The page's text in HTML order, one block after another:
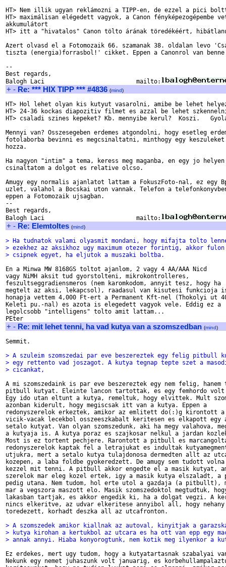
HT> Nem illik ugyan reklámozni a TIPP-en, de ezzel a pici
HT> maximálisan elégedett vagyok, a Canon fényképezogépembe
akkumulátort
HT> itt a "hivatalos" Canon tölto árának töredékéért,
Azert olvasd el a Fotomozaik 66. szamanak 38. oldalan levo
tiszta (energia)forrasbol!' cikket. Eppen a Canonrol van
--
Best regards,
Balogh Laci                          mailto:
+ - Re: *** HIX TIPP *** #4836 (mind)
HT> Hol lehet olyan kis kutyut vasarolni, amibe be lehet
HT> 24-36 kockas diapozitiv filmet es azzal be lehet
HT> csaladi szines kepeket? Kb. mennyibe kerul?  Koszi.
Mennyi van? Osszesegeben erdemes atgondolni, hogy esetleg
fotolaborba bevinni es megcsinaltatni, minthogy egy
hozza.
Ha nagyon "intim" a tema, keress meg maganba, en egy jo helyen
csinaltatom a dolgot es relative olcso.
Amugy egy normalis ajanlatot lattam a FokuszFoto-nal, ez egy
uzlet, valahol a Bocskai uton vannak. Telefon a
eppen a Fotomozaik ujsagban.
--
Best regards,
Balogh Laci                          mailto:
+ - Re: Elemtoltes (mind)
> Ha tudnatok valami olyasmit mondani, hogy mifajta tolto
> ezekhez az aksikhoz ugy maximum otezer forintig, akkor
> csipnek egyet, ha eljutok a muszaki boltba.
En a Minwa MW 8168GS toltot ajanlom, 2 vagy 4 AA/AAA Nicd
vagy NiMH aksit tud gyorstolteni, mikrokontrolleres,
feszultseggradiensmeros (nem karomkodom, annyit tesz, hogy ha
megtelt az aksi, lekapcsol), raadasul van kisutesi funkcioja
honapja vettem 4,000 Ft-ert a Permanent Kft-nel (Thokolyi ut
Keleti pu.-nal) es azota is elegedett vagyok vele. Eddig ez a
legolcsobb "intelligens" tolto amit lattam...
+ - Re: mit lehet tenni, ha vad kutya van a szomszedban (mind)
Semmit.
> A szuleim szomszedai par eve beszereztek egy felig pitbull
> egy rettento vad joszagot. A kutya tegnap tepte szet a
> cicankat,
A mi szomszedaink is par eve beszereztek egy nem felig, hanem
pitbull kutyat. Eleinte lancon tartottak, es egy femhordo volt
Egy ido utan eltunt a kutya, remeltuk, hogy elvittek. Mult
azonban kiderult, hogy megiscsak itt van a kutya. Eppen a
redonyszerelok erkeztek, amikor az emlitett do(:)g kirontott a
vicik-vacak lecekbol osszeeszkabalt keritesen es elkapott egy
setalo kutyat. Van olyan szomszedunk, aki ha megy valahova,
a kutyaja is. A kutya poraz es szajkosar nelkul a jardan
Most is ez tortent pechjere. Rarontott a pitbull es
redonyszerelok kaptak fel a letrajukat es indultak
utjukra, mert a setalo kutya tulajdonosa dermedten allt az
kozepen, a laba foldbe gyokeredzett. De amugy sem tudott
kezzel mit tenni. A pitbull akkor engedte el a masik kutyat,
szerelok mar eleg kozel ertek, igy a masik kutya elszaladt,
pedig utana. Nem tudom, hol erte utol a gazdaja (a pitbullt),
mar a vegszora maszott elo. Masik szomszedoktol megtudtuk,
lakasban tartjak, es akkor engedik ki, ha a dolgat vegzi. A
nincs elkeritve, az udvar elkeritese annyibol all, hogy nehany
toredezett, korhadt deszka all az utcafronton.
> A szomszedek amikor kiallnak az autoval, kinyitjak a
> kutya kirohan a kertukbol az utcara es ha ott van epp egy
> annak annyi. Hiaba konyorogtunk, nem kotik meg ilyenkor a
Ez erdekes, mert ugy tudom, hogy a kutyatartasnak szabalyai
Nekunk egy nemet juhaszunk volt januarig, es